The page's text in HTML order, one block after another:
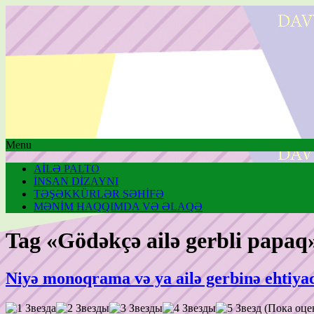
Menu
AİLƏ PALTO
İNSAN DİZAYNI
TƏŞƏKKÜRLƏR SƏHİFƏ
MƏNİM HAQQIMDA VƏ ƏLAQƏ
Tag «Gödəkçə ailə gerbli
Niyə monoqrama və ya ailə gerbinə
(Пока